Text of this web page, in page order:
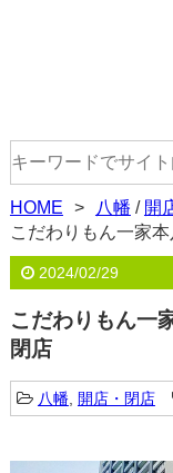
HOME 八幡 / 開
こだわりもん一家
2024/02/29
こだわりもん一
閉店
八幡, 開店・閉店